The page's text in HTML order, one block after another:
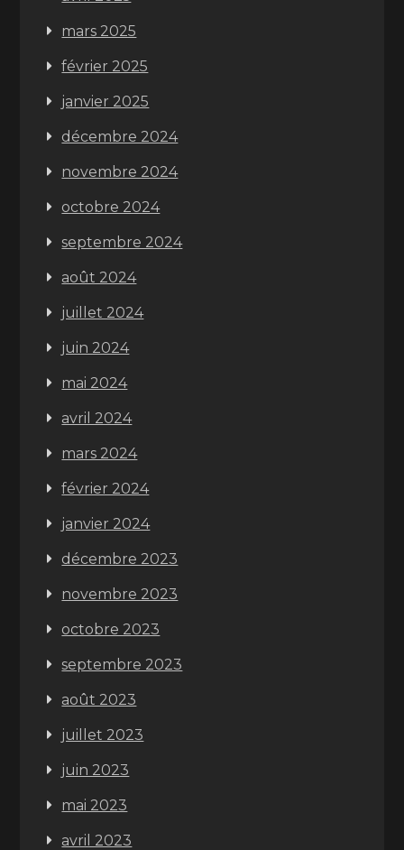
mars 2025
février 2025
janvier 2025
décembre 2024
novembre 2024
octobre 2024
septembre 2024
août 2024
juillet 2024
juin 2024
mai 2024
avril 2024
mars 2024
février 2024
janvier 2024
décembre 2023
novembre 2023
octobre 2023
septembre 2023
août 2023
juillet 2023
juin 2023
mai 2023
avril 2023